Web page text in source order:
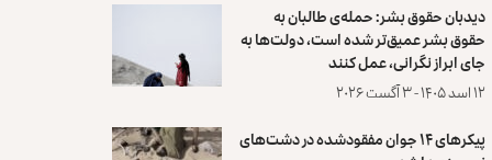
دیدبان حقوق بشر: حمله‌ی طالبان به
حقوق بشر عمیق‌تر شده است، دولت‌ها به
جای ابراز نگرانی، عمل کنند
۱۲ اسد ۱۴۰۵ - ۳ آگست ۲۰۲۶
پیکرهای ۱۴ جوان مفقودشده در دشت‌های